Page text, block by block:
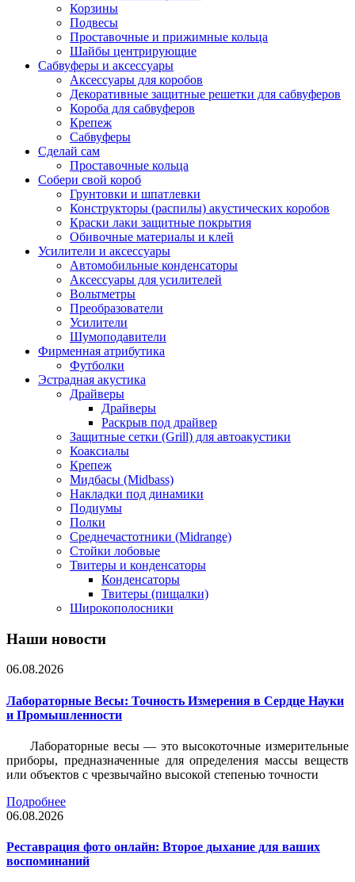
Корзины
Подвесы
Проставочные и прижимные кольца
Шайбы центрирующие
Сабвуферы и аксессуары
Аксессуары для коробов
Декоративные защитные решетки для сабвуферов
Короба для сабвуферов
Крепеж
Сабвуферы
Сделай сам
Проставочные кольца
Собери свой короб
Грунтовки и шпатлевки
Конструкторы (распилы) акустических коробов
Краски лаки защитные покрытия
Обивочные материалы и клей
Усилители и аксессуары
Автомобильные конденсаторы
Аксессуары для усилителей
Вольтметры
Преобразователи
Усилители
Шумоподавители
Фирменная атрибутика
Футболки
Эстрадная акустика
Драйверы
Драйверы
Раскрыв под драйвер
Защитные сетки (Grill) для автоакустики
Коаксиалы
Крепеж
Мидбасы (Midbass)
Накладки под динамики
Подиумы
Полки
Среднечастотники (Midrange)
Стойки лобовые
Твитеры и конденсаторы
Конденсаторы
Твитеры (пищалки)
Широкополосники
Наши новости
06.08.2026
Лабораторные Весы: Точность Измерения в Сердце Науки
и Промышленности
Лабораторные весы — это высокоточные измерительные
приборы, предназначенные для определения массы веществ
или объектов с чрезвычайно высокой степенью точности
Подробнее
06.08.2026
Реставрация фото онлайн: Второе дыхание для ваших
воспоминаний